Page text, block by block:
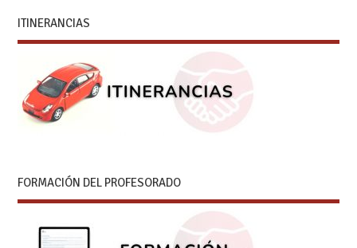
ITINERANCIAS
FORMACIÓN DEL PROFESORADO